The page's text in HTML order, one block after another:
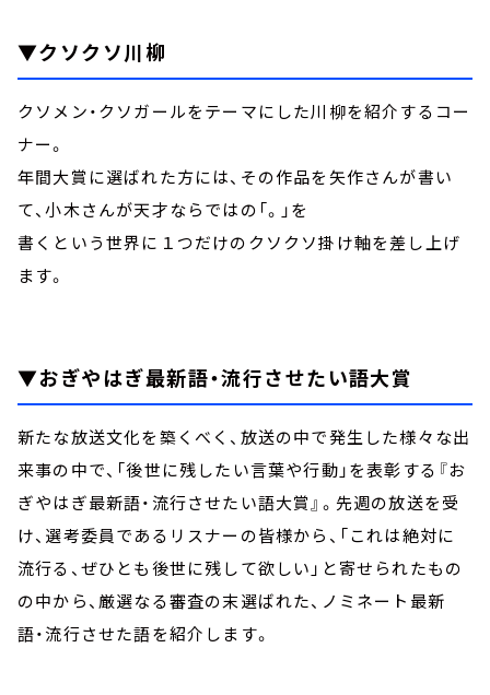
▼クソクソ川柳
クソメン・クソガールをテーマにした川柳を紹介するコー
ナー。
年間大賞に選ばれた方には、その作品を矢作さんが書い
て、小木さんが天才ならではの「。」を
書くという世界に１つだけのクソクソ掛け軸を差し上げ
ます。
▼おぎやはぎ最新語・流行させたい語大賞
新たな放送文化を築くべく、放送の中で発生した様々な出
来事の中で、「後世に残したい言葉や行動」を表彰する『お
ぎやはぎ最新語・流行させたい語大賞』。先週の放送を受
け、選考委員であるリスナーの皆様から、「これは絶対に
流行る、ぜひとも後世に残して欲しい」と寄せられたもの
の中から、厳選なる審査の末選ばれた、ノミネート最新
語・流行させた語を紹介します。